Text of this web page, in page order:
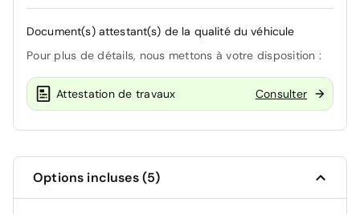
Document(s) attestant(s) de la qualité du véhicule
Pour plus de détails, nous mettons à votre disposition :
Attestation de travaux Consulter
Options incluses (5)